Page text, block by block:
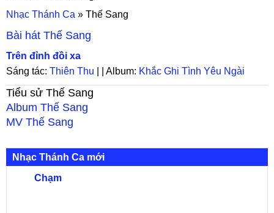
Nhạc Thánh Ca » Thế Sang
Bài hát Thế Sang
Trên đỉnh đồi xa
Sáng tác: Thiên Thu | | Album: Khắc Ghi Tình Yêu Ngài
Tiểu sử Thế Sang
Album Thế Sang
MV Thế Sang
Nhạc Thánh Ca mới
Chạm